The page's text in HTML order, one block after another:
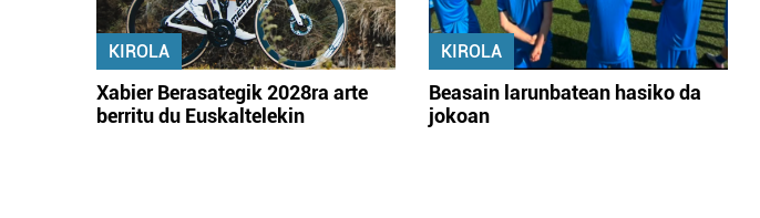
KIROLA
Xabier Berasategik 2028ra arte
berritu du Euskaltelekin
KIROLA
Beasain larunbatean hasiko da
jokoan